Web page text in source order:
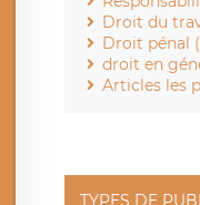
Droit du
Droit pénal
droit en
Articles les